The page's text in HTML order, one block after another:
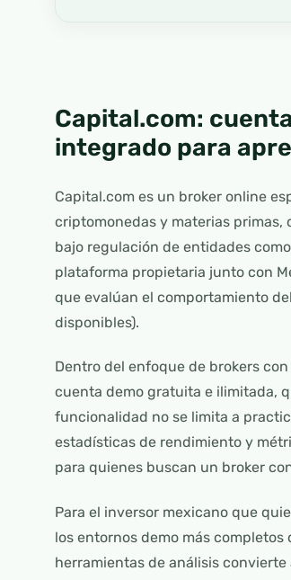
Capital.com:
integrado para
Capital.com es un broker online
criptomonedas y materias primas,
bajo regulación de entidades
plataforma propietaria junto con
que evalúan el comportamiento
disponibles).
Dentro del enfoque de brokers
cuenta demo gratuita e ilimitada,
funcionalidad no se limita a
estadísticas de rendimiento y
para quienes buscan un broker
Para el inversor mexicano que
los entornos demo más
herramientas de análisis